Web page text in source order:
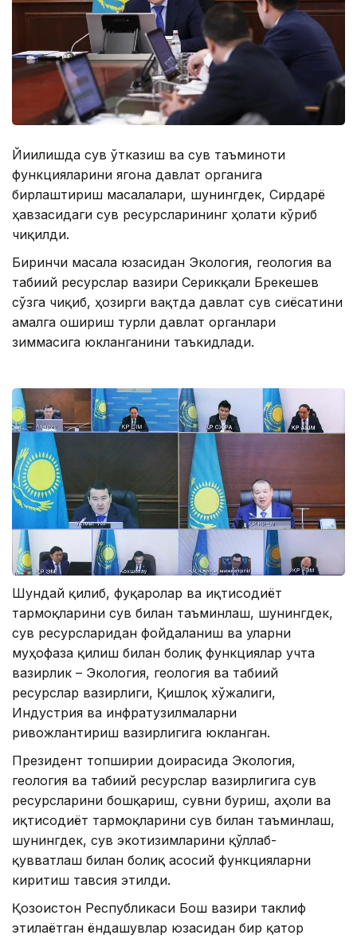
Йиғилишда сув ўтказиш ва сув таъминоти
функцияларини ягона давлат органига
бирлаштириш масалалари, шунингдек, Сирдарё
ҳавзасидаги сув ресурсларининг ҳолати кўриб
чиқилди.
Биринчи масала юзасидан Экология, геология ва
табиий ресурслар вазири Серикқали Брекешев
сўзга чиқиб, ҳозирги вақтда давлат сув сиёсатини
амалга ошириш турли давлат органлари
зиммасига юкланганини таъкидлади.
Шундай қилиб, фуқаролар ва иқтисодиёт
тармоқларини сув билан таъминлаш, шунингдек,
сув ресурсларидан фойдаланиш ва уларни
муҳофаза қилиш билан боғлиқ функциялар учта
вазирлик – Экология, геология ва табиий
ресурслар вазирлиги, Қишлоқ хўжалиги,
Индустрия ва инфратузилмаларни
ривожлантириш вазирлигига юкланган.
Президент топшириғи доирасида Экология,
геология ва табиий ресурслар вазирлигига сув
ресурсларини бошқариш, сувни буриш, аҳоли ва
иқтисодиёт тармоқларини сув билан таъминлаш,
шунингдек, сув экотизимларини қўллаб-
қувватлаш билан боғлиқ асосий функцияларни
киритиш тавсия этилди.
Қозоғистон Республикаси Бош вазири таклиф
этилаётган ёндашувлар юзасидан бир қатор